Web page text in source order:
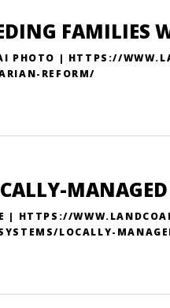
FAMILIES
PHOTO | HTTPS://
REFORM/
| HTTPS://
LOCALLY-